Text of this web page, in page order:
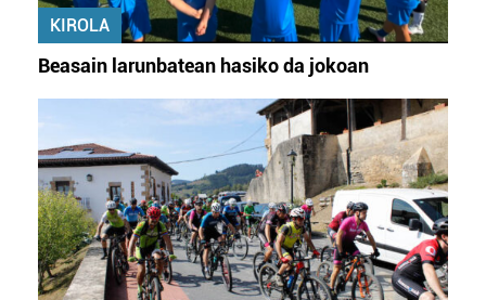
KIROLA
Beasain larunbatean hasiko da jokoan